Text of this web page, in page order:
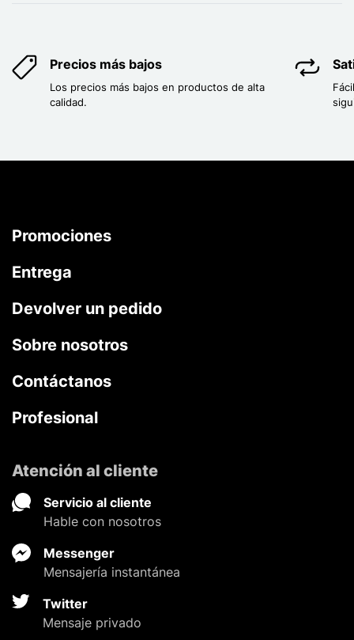
Precios más bajos
Los precios más bajos en productos de alta
calidad.
Promociones
Entrega
Devolver un pedido
Sobre nosotros
Contáctanos
Profesional
Atención al cliente
Servicio al cliente
Hable con nosotros
Messenger
Mensajería instantánea
Twitter
Mensaje privado